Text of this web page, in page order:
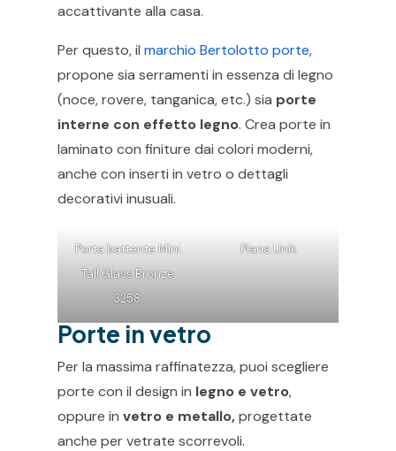
accattivante alla casa.
Per questo, il marchio Bertolotto porte,
propone sia serramenti in essenza di legno
(noce, rovere, tanganica, etc.) sia porte
interne con effetto legno. Crea porte in
laminato con finiture dai colori moderni,
anche con inserti in vetro o dettagli
decorativi inusuali.
Porta battente Mini
Tall Glass Bronze
3258
Plana Unik
Porte in vetro
Per la massima raffinatezza, puoi scegliere
porte con il design in legno e vetro,
oppure in vetro e metallo,progettate
anche per vetrate scorrevoli.